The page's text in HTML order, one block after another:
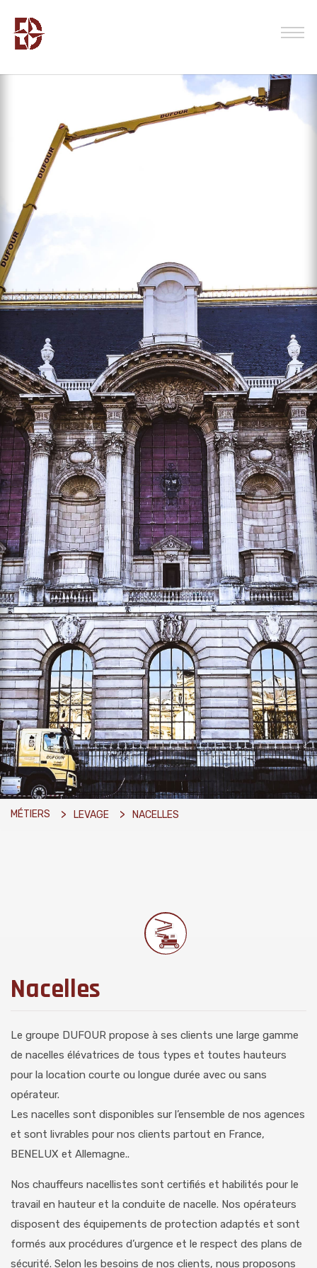
MÉTIERS LEVAGE NACELLES
Nacelles
Le groupe DUFOUR propose à ses clients une large gamme
de nacelles élévatrices de tous types et toutes hauteurs
pour la location courte ou longue durée avec ou sans
opérateur.
Les nacelles sont disponibles sur l’ensemble de nos agences
et sont livrables pour nos clients partout en France,
BENELUX et Allemagne..
Nos chauffeurs nacellistes sont certifiés et habilités pour le
travail en hauteur et la conduite de nacelle. Nos opérateurs
disposent des équipements de protection adaptés et sont
formés aux procédures d’urgence et le respect des plans de
sécurité. Selon les besoins de nos clients, nous proposons